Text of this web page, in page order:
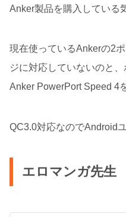
Anker製品を購入している
現在使っているAnkerの2
ジに対応していないのと
Anker PowerPort Speed 4
QC3.0対応なのでAndroid
エロマンガ先生